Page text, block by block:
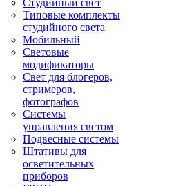
Студийный свет
Типовые комплекты
студийного света
Мобильный
Световые
модификаторы
Свет для блогеров,
стримеров,
фотографов
Системы
управления светом
Подвесные системы
Штативы для
осветительных
приборов